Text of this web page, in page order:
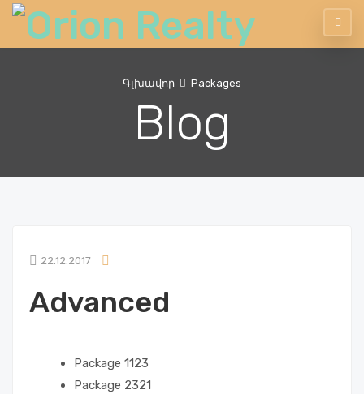
Գլխավոր Packages
Blog
22.12.2017
Advanced
Package 1123
Package 2321